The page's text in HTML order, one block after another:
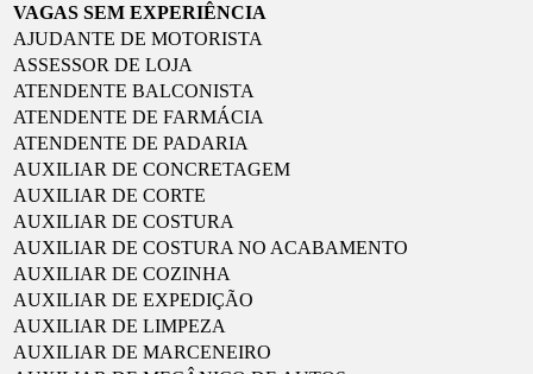
SEMANA
DE
25/03
A
27/03
VAGAS SEM EXPERIÊNCIA
AJUDANTE DE MOTORISTA
ASSESSOR DE LOJA
ATENDENTE BALCONISTA
ATENDENTE DE FARMÁCIA
ATENDENTE DE PADARIA
AUXILIAR DE CONCRETAGEM
AUXILIAR DE CORTE
AUXILIAR DE COSTURA
AUXILIAR DE COSTURA NO ACABAMENTO
AUXILIAR DE COZINHA
AUXILIAR DE EXPEDIÇÃO
AUXILIAR DE LIMPEZA
AUXILIAR DE MARCENEIRO